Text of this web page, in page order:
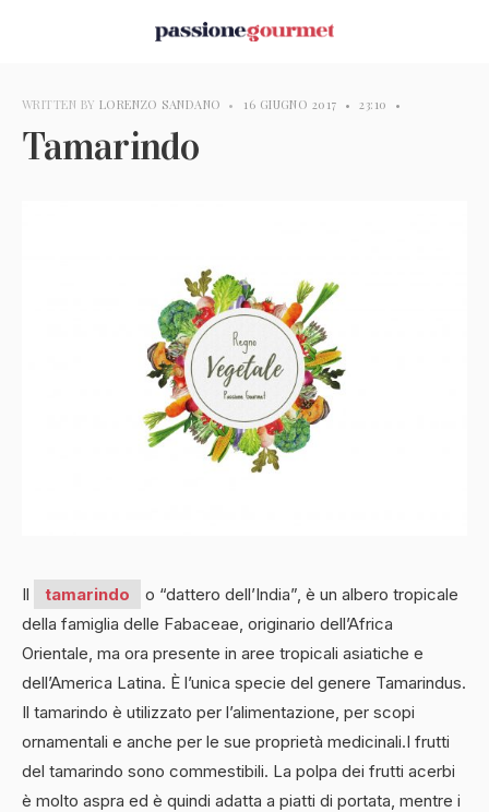
WRITTEN BY LORENZO SANDANO • 16 GIUGNO 2017 • 23:10 •
Tamarindo
Il tamarindo
o “dattero dell’India”, è un albero tropicale
della famiglia delle Fabaceae, originario dell’Africa
Orientale, ma ora presente in aree tropicali asiatiche e
dell’America Latina. È l’unica specie del genere Tamarindus.
Il tamarindo è utilizzato per l’alimentazione, per scopi
ornamentali e anche per le sue proprietà medicinali.I frutti
del tamarindo sono commestibili. La polpa dei frutti acerbi
è molto aspra ed è quindi adatta a piatti di portata, mentre i